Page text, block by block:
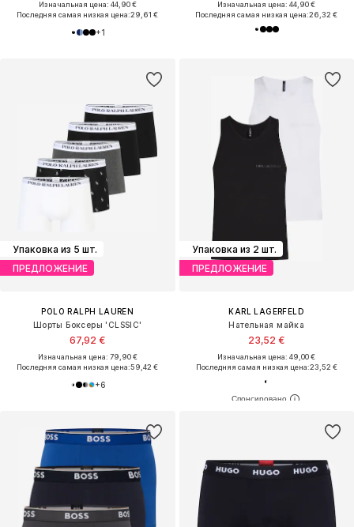
Изначальная цена: 44,90 €
Последняя самая низкая цена:29,61 €
+1
Изначальная цена: 44,90 €
Последняя самая низкая цена:26,32 €
Упаковка из 5 шт.
ПРЕДЛОЖЕНИЕ
POLO RALPH LAUREN
Шорты Боксеры 'CLSSIC'
67,92 €
Изначальная цена: 79,90 €
Последняя самая низкая цена:59,42 €
+6
Упаковка из 2 шт.
ПРЕДЛОЖЕНИЕ
KARL LAGERFELD
Нательная майка
23,52 €
Изначальная цена: 49,00 €
Последняя самая низкая цена:23,52 €